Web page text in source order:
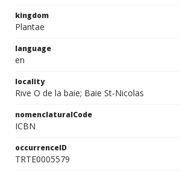
kingdom
Plantae
language
en
locality
Rive O de la baie; Baie St-Nicolas
nomenclaturalCode
ICBN
occurrenceID
TRTE0005579